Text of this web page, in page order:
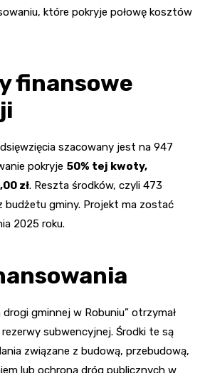
które pokryje połowę kosztów
finansowe
szacowany jest na 947
pokryje 50% tej kwoty,
zł. Reszta środków, czyli 473
budżetu gminy. Projekt ma zostać
2025 roku.
gminnej w Robuniu” otrzymał
subwencyjnej. Środki te są
związane z budową, przebudową,
lub ochroną dróg publicznych w